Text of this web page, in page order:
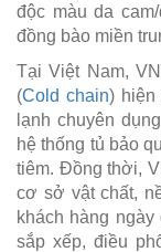
độc màu da
đồng bào miền
Tại Việt Nam,
(Cold chain) hiện
lạnh chuyên
hệ thống tủ bảo
tiêm. Đồng thời,
cơ sở vật chất,
khách hàng
sắp xếp, điều